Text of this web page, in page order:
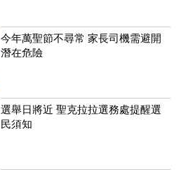
今年萬聖節不尋常 家長司機需避開
潛在危險
選舉日將近 聖克拉拉選務處提醒選
民須知